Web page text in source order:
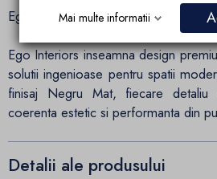
Ego Interiors – Functionalitate
Ego Interiors inseamna design
solutii ingenioase pentru spatii
finisaj Negru Mat, fiecare
coerenta estetic si performanta din
Detalii ale produsului
Mai multe informatii